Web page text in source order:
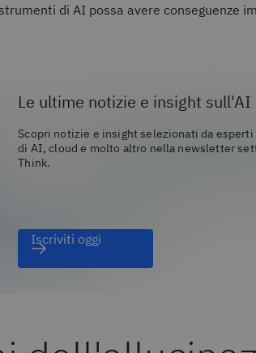
di AI possa avere conseguenze
Le ultime notizie e insight sull'AI
Scopri notizie e insight selezionati da
di AI, cloud e molto altro nella newsletter
Think.
Iscriviti oggi